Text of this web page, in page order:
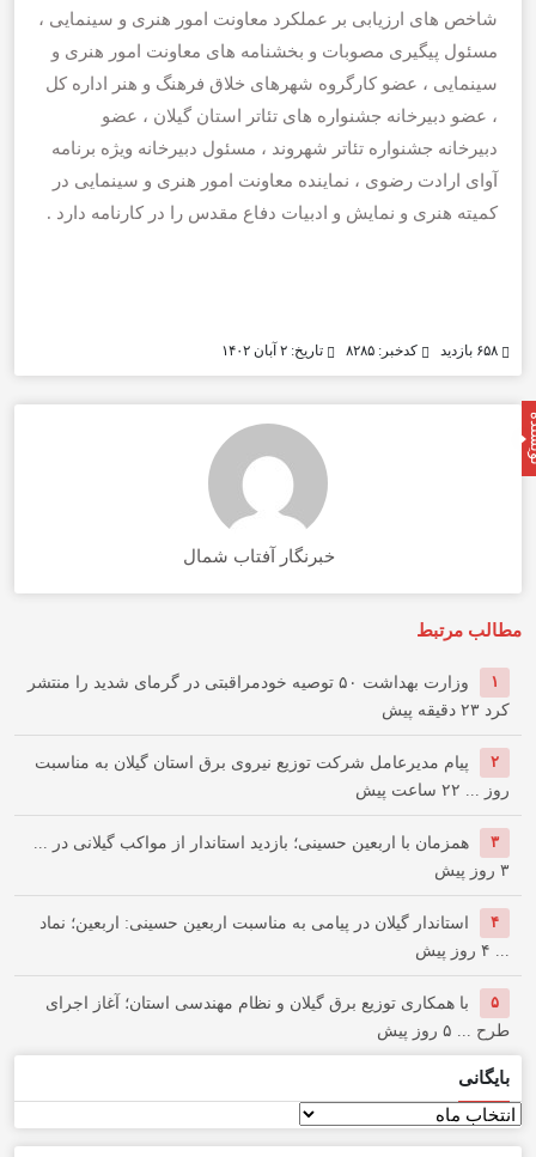
شاخص های ارزیابی بر عملکرد معاونت امور هنری و سینمایی ،
مسئول پیگیری مصوبات و بخشنامه های معاونت امور هنری و
سینمایی ، عضو کارگروه شهرهای خلاق فرهنگ و هنر اداره کل
، عضو دبیرخانه جشنواره های تئاتر استان گیلان ، عضو
دبیرخانه جشنواره تئاتر شهروند ، مسئول دبیرخانه ویژه برنامه
آوای ارادت رضوی ، نماینده معاونت امور هنری و سینمایی در
کمیته هنری و نمایش و ادبیات دفاع مقدس را در کارنامه دارد .
کدخبر: ۸۲۸۵ تاریخ: ۲ آبان ۱۴۰۲
خبرنگار آفتاب شمال
مطالب مرتبط
۱
وزارت بهداشت ۵۰ توصیه خودمراقبتی در گرمای شدید را منتشر
کرد ۲۳ دقیقه پیش
۲
پیام مدیرعامل شركت توزیع نیروی برق استان گیلان به مناسبت
روز ... ۲۲ ساعت پیش
۳
همزمان با اربعین حسینی؛ بازدید استاندار از مواکب گیلانی در ...
۳ روز پیش
۴
استاندار گیلان در پیامی به مناسبت اربعین حسینی: اربعین؛ نماد
۴ روز پیش
۵
با همکاری توزیع برق گیلان و نظام مهندسی استان؛ آغاز اجرای
طرح ... ۵ روز پیش
بایگانی
بایگانی